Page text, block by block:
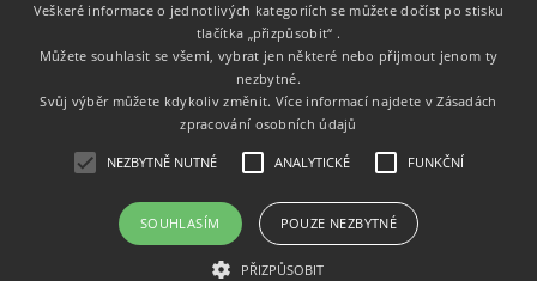
Informace
Zákaznický servis
Copyright © 2026 Tonery.cz. Všechna práva vyhrazena.
Veškeré informace o jednotlivých kategoriích se můžete dočíst po stisku
tlačítka „přizpůsobit“ .
Můžete souhlasit se všemi, vybrat jen některé nebo přijmout jenom ty
nezbytné.
Svůj výběr můžete kdykoliv změnit. Více informací najdete vZásadách
zpracování osobních údajů
NEZBYTNĚ NUTNÉ ANALYTICKÉ FUNKČNÍ
SOUHLASÍM POUZE NEZBYTNÉ
PŘIZPŮSOBIT